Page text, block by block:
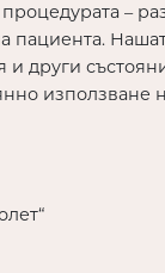
–
пациента.
други
използване